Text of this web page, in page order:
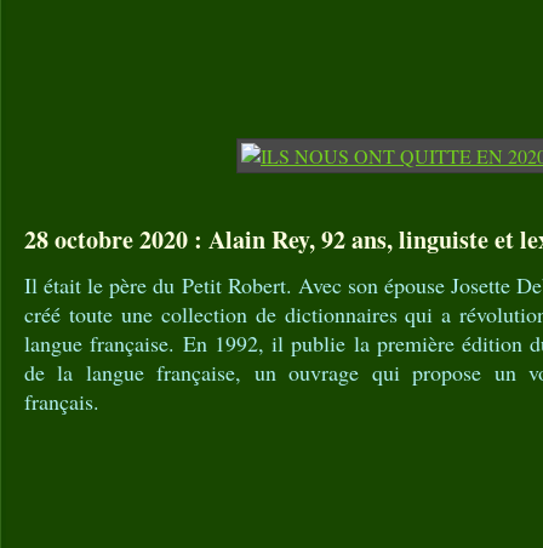
28 octobre 2020 : Alain Rey, 92 ans, linguiste et
Il était le père du Petit Robert. Avec son épouse Josette
créé toute une collection de dictionnaires qui a
langue française. En 1992, il publie la première édition
de la langue française, un ouvrage qui propose un
français.